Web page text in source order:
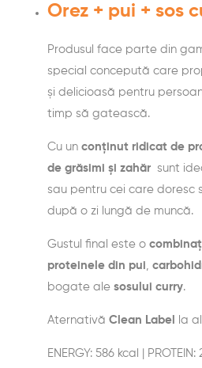
Orez + pui + sos
Produsul face parte din
special concepută care
și delicioasă pentru
timp să gatească.
Cu un conținut ridicat de
de grăsimi și zahăr sunt
sau pentru cei care doresc
după o zi lungă de muncă.
Gustul final este o
proteinele din pui ,
bogate ale sosului curry.
Aternativă Clean Label la
ENERGY: 586 kcal | PROTEIN: